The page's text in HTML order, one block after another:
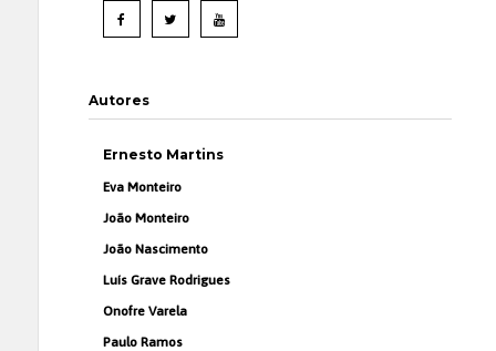
Autores
Ernesto Martins
Eva Monteiro
João Monteiro
João Nascimento
Luís Grave Rodrigues
Onofre Varela
Paulo Ramos